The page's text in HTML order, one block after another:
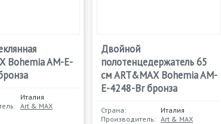
Bohemia AM-E-
Италия
Art & MAX
Двойной
полотенцедержатель 65
см ART&MAX Bohemia AM-
E-4248-Br бронза
Страна:
Италия
Производитель: Art & MAX